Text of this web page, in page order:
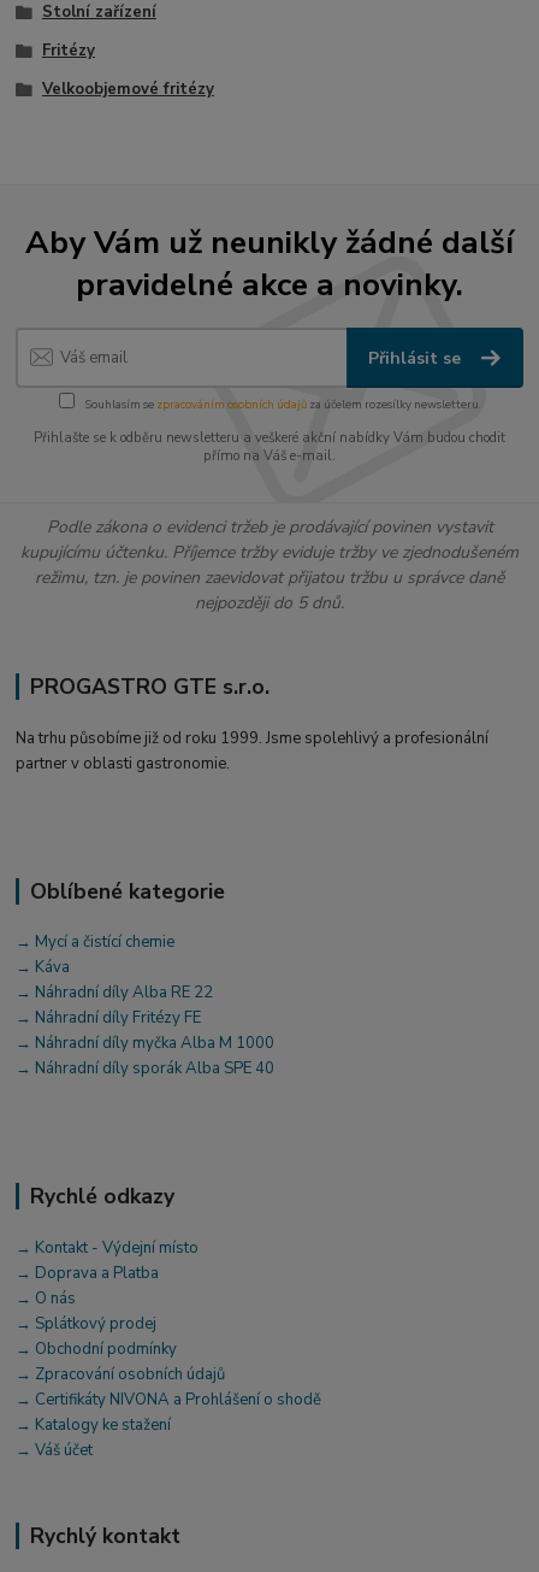
Stolní zařízení
Fritézy
Velkoobjemové fritézy
Aby Vám už neunikly žádné další
pravidelné akce a novinky.
Přihlásit se
Souhlasím se zpracováním osobních údajůza účelem rozesílky newsletteru.
Přihlašte se k odběru newsletteru a veškeré akční nabídky Vám budou chodit
přímo na Váš e-mail.
Podle zákona o evidenci tržeb je prodávající povinen vystavit
kupujícímu účtenku. Příjemce tržby eviduje tržby ve zjednodušeném
režimu, tzn. je povinen zaevidovat přijatou tržbu u správce daně
nejpozději do 5 dnů.
PROGASTRO GTE s.r.o.
Na trhu působíme již od roku 1999. Jsme spolehlivý a profesionální
partner v oblasti gastronomie.
Oblíbené kategorie
→ Mycí a čistící chemie
→ Káva
→ Náhradní díly Alba RE 22
→ Náhradní díly Fritézy FE
→ Náhradní díly myčka Alba M 1000
→ Náhradní díly sporák Alba SPE 40
Rychlé odkazy
→ Kontakt - Výdejní místo
→ Doprava a Platba
→ O nás
→ Splátkový prodej
→ Obchodní podmínky
→ Zpracování osobních údajů
→ Certifikáty NIVONA a Prohlášení o shodě
→ Katalogy ke stažení
→ Váš účet
Rychlý kontakt